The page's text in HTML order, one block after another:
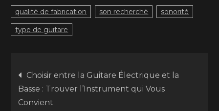
qualité de fabrication son recherché sonorité
type de guitare
Navigation
de
Choisir entre la Guitare Électrique et la
Basse : Trouver l’Instrument qui Vous
Convient